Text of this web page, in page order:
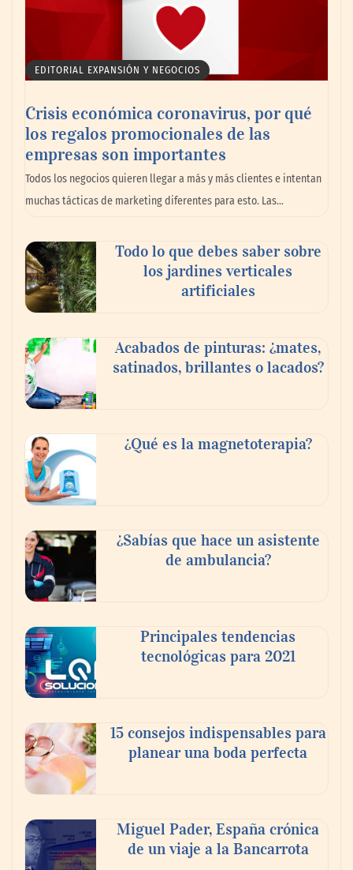
La omnicanalidad redefine la forma de
planear viajes en México
buscan proyectar talento mexicano y
fortalecer el turismo médico
En el Día de la Cerveza, Grupo Modelo
mundo elige para reunirse: 7 de cada 10 la
escogen
compromiso para el eclipse solar del 12 de
agosto
EDITORIAL EXPANSIÓN Y NEGOCIOS
Crisis económica coronavirus, por qué
los regalos promocionales de las
empresas son importantes
Todos los negocios quieren llegar a más y más clientes e intentan
muchas tácticas de marketing diferentes para esto. Las…
Todo lo que debes saber sobre
los jardines verticales
artificiales
Acabados de pinturas: ¿mates,
satinados, brillantes o lacados?
¿Qué es la magnetoterapia?
¿Sabías que hace un asistente
de ambulancia?
Principales tendencias
tecnológicas para 2021
15 consejos indispensables para
planear una boda perfecta
Miguel Pader, España crónica
de un viaje a la Bancarrota